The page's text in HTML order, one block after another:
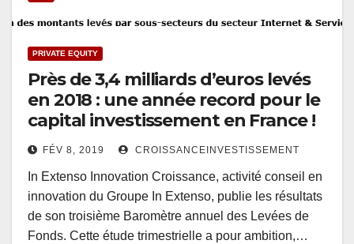
PRIVATE EQUITY
Près de 3,4 milliards d’euros levés
en 2018 : une année record pour le
capital investissement en France !
FÉV 8, 2019 CROISSANCEINVESTISSEMENT
In Extenso Innovation Croissance, activité conseil en
innovation du Groupe In Extenso, publie les résultats
de son troisième Baromètre annuel des Levées de
Fonds. Cette étude trimestrielle a pour ambition,…